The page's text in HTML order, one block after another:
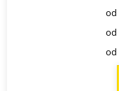
od
od
od